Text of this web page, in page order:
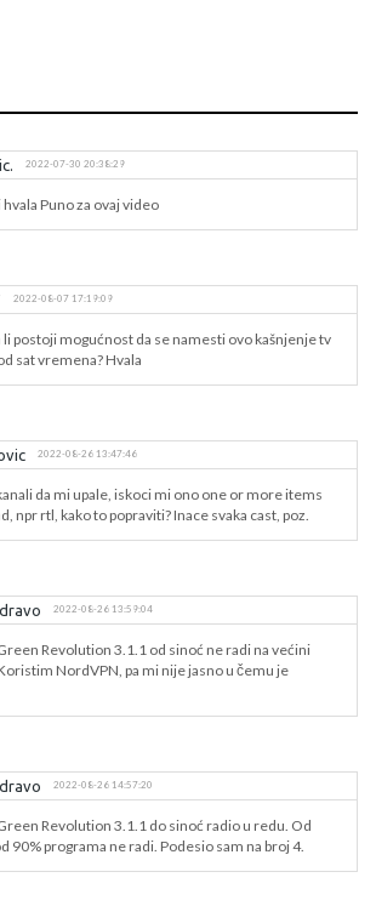
2022-07-30 20:38:29
hvala Puno za ovaj video
2022-08-07 17:19:09
li postoji mogućnost da se namesti ovo kašnjenje tv
sat vremena? Hvala
2022-08-26 13:47:46
da mi upale, iskoci mi ono one or more items
npr rtl, kako to popraviti? Inace svaka cast, poz.
2022-08-26 13:59:04
Revolution 3.1.1 od sinoć ne radi na većini
NordVPN, pa mi nije jasno u čemu je
2022-08-26 14:57:20
Revolution 3.1.1 do sinoć radio u redu. Od
90% programa ne radi. Podesio sam na broj 4.